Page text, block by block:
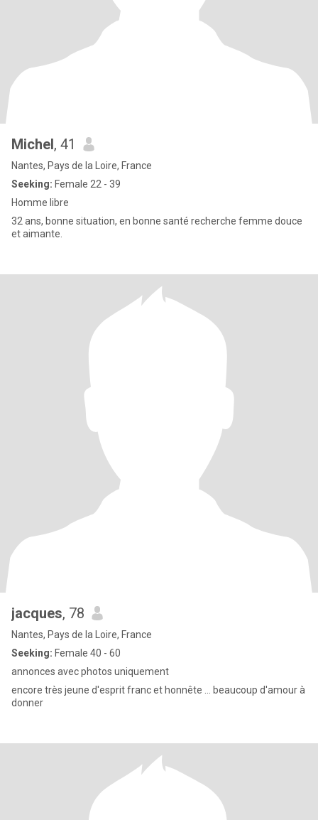
Michel, 41
Nantes, Pays de la Loire, France
Seeking: Female 22 - 39
Homme libre
32 ans, bonne situation, en bonne santé recherche femme douce
et aimante.
jacques, 78
Nantes, Pays de la Loire, France
Seeking: Female 40 - 60
annonces avec photos uniquement
encore très jeune d'esprit franc et honnête ... beaucoup d'amour à
donner